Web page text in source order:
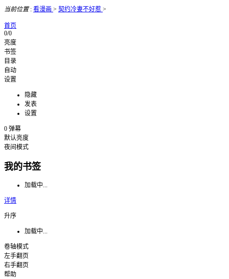
当前位置: 看漫画 > 契约冷妻不好惹 >
首页
0/0
亮度
书签
目录
自动
设置
隐藏
发表
设置
0 弹幕
默认亮度
夜间模式
我的书签
加载中...
详情
升序
加载中...
卷轴模式
左手翻页
右手翻页
帮助